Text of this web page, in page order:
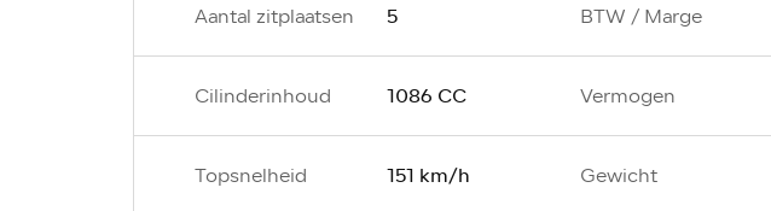
Aantal zitplaatsen 5 BTW / Marge
Cilinderinhoud 1086 CC Vermogen
Topsnelheid 151 km/h Gewicht